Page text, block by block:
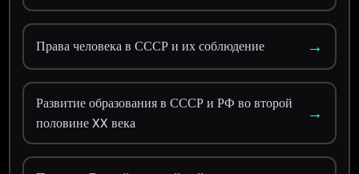
Права человека в СССР и их соблюдение →
Развитие образования в СССР и РФ во второй
половине XX века
→